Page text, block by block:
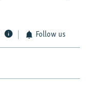
Follow us